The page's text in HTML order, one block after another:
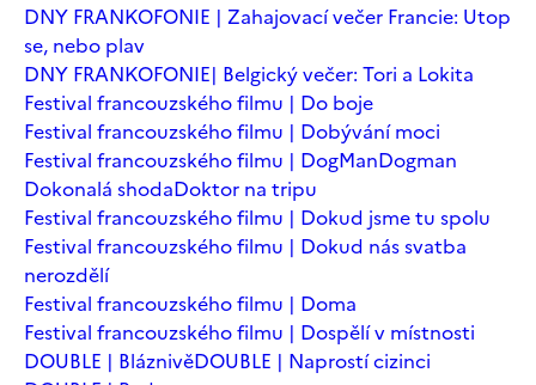
DNY FRANKOFONIE | Zahajovací večer Francie: Utop
se, nebo plav
DNY FRANKOFONIE| Belgický večer: Tori a Lokita
Festival francouzského filmu | Do boje
Festival francouzského filmu | Dobývání moci
Festival francouzského filmu | DogManDogman
Dokonalá shodaDoktor na tripu
Festival francouzského filmu | Dokud jsme tu spolu
Festival francouzského filmu | Dokud nás svatba
nerozdělí
Festival francouzského filmu | Doma
Festival francouzského filmu | Dospělí v místnosti
DOUBLE | BláznivěDOUBLE | Naprostí cizinci